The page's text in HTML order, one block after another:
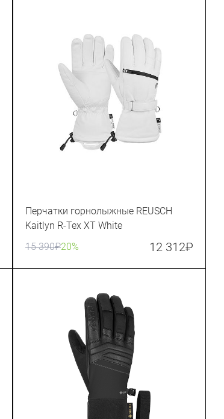
Перчатки горнолыжные REUSCH
Kaitlyn R-Tex XT White
15 390₽20% 12 312₽